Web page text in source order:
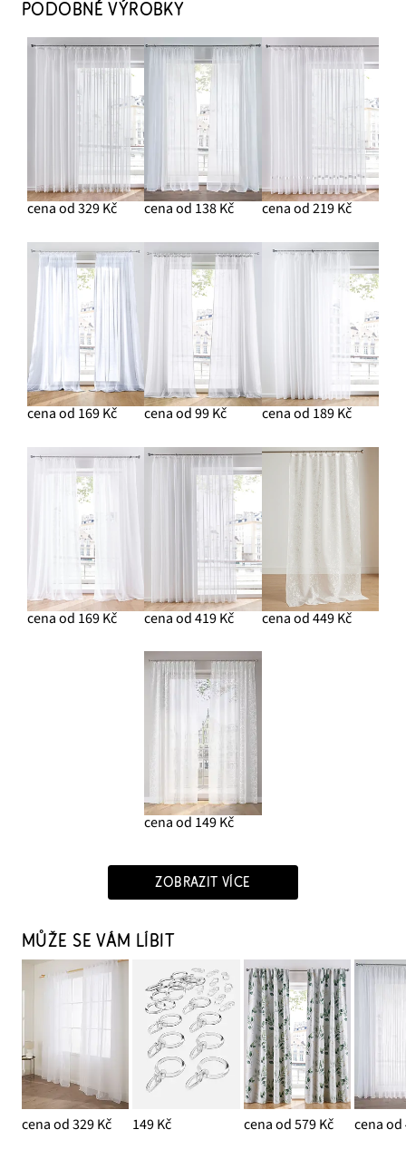
PODOBNÉ VÝROBKY
cena od 329 Kč cena od 138 Kč cena od 219 Kč
cena od 169 Kč cena od 99 Kč cena od 189 Kč
cena od 169 Kč cena od 419 Kč cena od 449 Kč
cena od 149 Kč
ZOBRAZIT VÍCE
MŮŽE SE VÁM LÍBIT
cena od 329 Kč 149 Kč cena od 579 Kč cena od